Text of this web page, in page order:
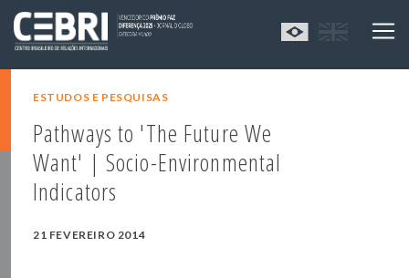
ESTUDOS E PESQUISAS
Pathways to 'The Future We
Want' | Socio-Environmental
Indicators
21 FEVEREIRO 2014